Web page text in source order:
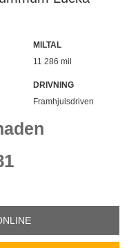
MILTAL
11 286 mil
DRIVNING
Framhjulsdriven